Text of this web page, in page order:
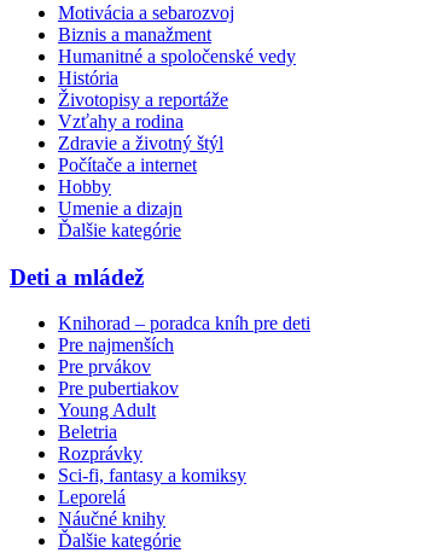
Motivácia a sebarozvoj
Biznis a manažment
Humanitné a spoločenské vedy
História
Životopisy a reportáže
Vzťahy a rodina
Zdravie a životný štýl
Počítače a internet
Hobby
Umenie a dizajn
Ďalšie kategórie
Deti a mládež
Knihorad – poradca kníh pre deti
Pre najmenších
Pre prvákov
Pre pubertiakov
Young Adult
Beletria
Rozprávky
Sci-fi, fantasy a komiksy
Leporelá
Náučné knihy
Ďalšie kategórie